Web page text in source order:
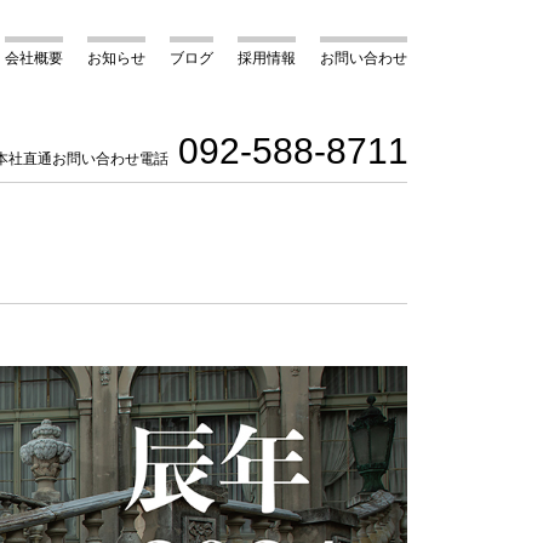
お問い合わせ
採用情報
ブログ
お知らせ
会社概要
社直通お問い合わせ電話 092-588-8711